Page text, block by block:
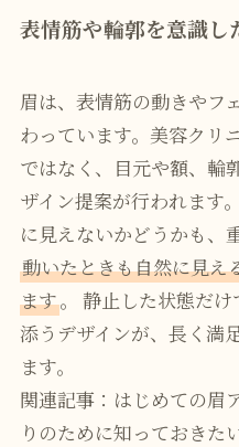
表情筋や輪郭を意識し
眉は、表情筋の動きやフ
わっています。美容クリ
ではなく、目元や額、輪
ザイン提案が行われます
に見えないかどうかも、
動いたときも自然に見え
ます。 静止した状態だ
添うデザインが、長く満
ます。
関連記事：はじめての眉
りのために知っておきた